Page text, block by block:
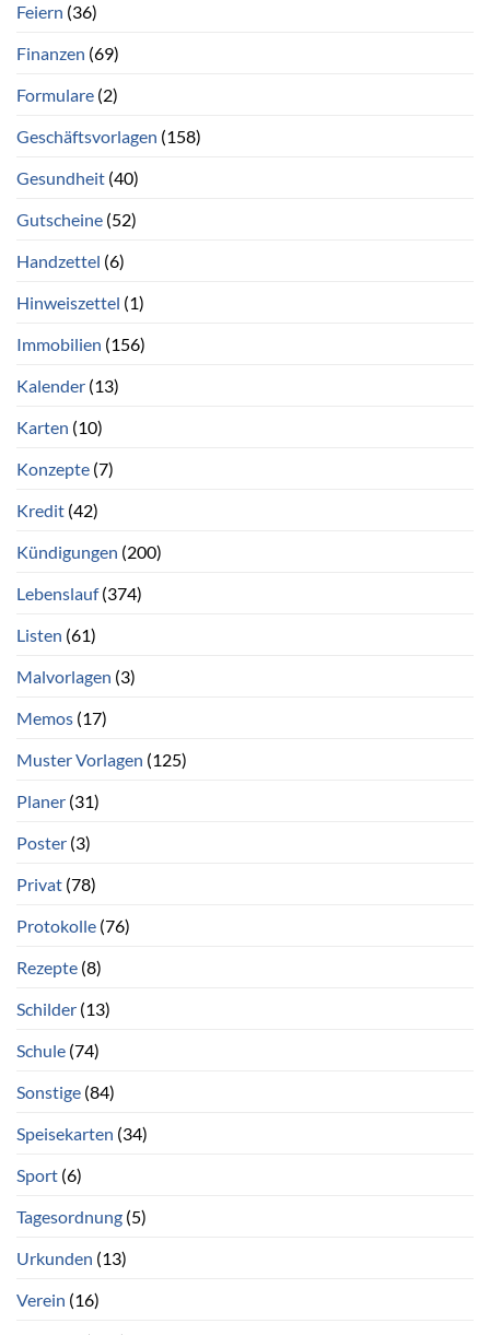
Feiern (36)
Finanzen (69)
Formulare (2)
Geschäftsvorlagen (158)
Gesundheit (40)
Gutscheine (52)
Handzettel (6)
Hinweiszettel (1)
Immobilien (156)
Kalender (13)
Karten (10)
Konzepte (7)
Kredit (42)
Kündigungen (200)
Lebenslauf(374)
Listen (61)
Malvorlagen (3)
Memos (17)
Muster Vorlagen (125)
Planer (31)
Poster (3)
Privat (78)
Protokolle (76)
Rezepte (8)
Schilder (13)
Schule (74)
Sonstige (84)
Speisekarten (34)
Sport (6)
Tagesordnung (5)
Urkunden (13)
Verein (16)